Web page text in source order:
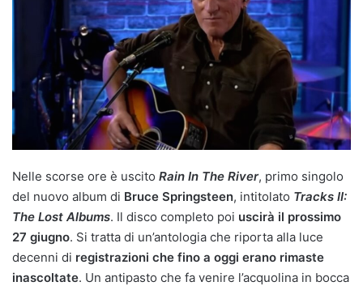
Nelle scorse ore è uscito Rain In The River, primo singolo
del nuovo album di Bruce Springsteen, intitolato Tracks II:
The Lost Albums. Il disco completo poi uscirà il prossimo
27 giugno. Si tratta di un’antologia che riporta alla luce
decenni di registrazioni che fino a oggi erano rimaste
inascoltate. Un antipasto che fa venire l’acquolina in bocca